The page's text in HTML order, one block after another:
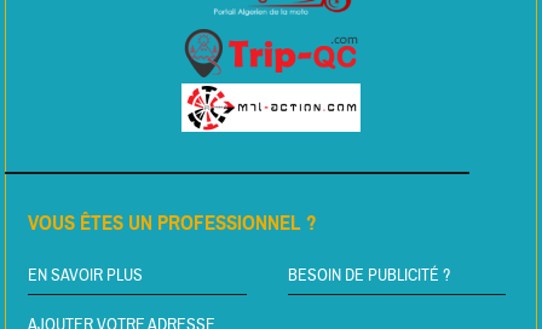
VOUS ÊTES UN PROFESSIONNEL ?
EN SAVOIR PLUS BESOIN DE PUBLICITÉ ?